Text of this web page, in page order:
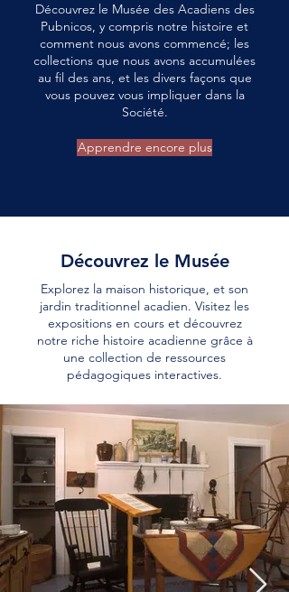
Découvrez le Musée des Acadiens des
Pubnicos, y compris notre histoire et
comment nous avons commencé; les
collections que nous avons accumulées
au fil des ans, et les divers façons que
vous pouvez vous impliquer dans la
Société.
Apprendre encore plus
Découvrez le Musée
Explorez la maison historique, et son
jardin traditionnel acadien. Visitez les
expositions en cours et découvrez
notre riche histoire acadienne grâce à
une collection de ressources
pédagogiques interactives.